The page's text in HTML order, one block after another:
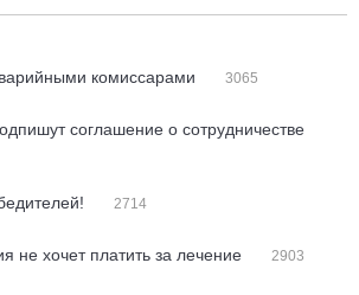
комиссарами
3065
соглашение о сотрудничестве
2714
не хочет платить за лечение 2903